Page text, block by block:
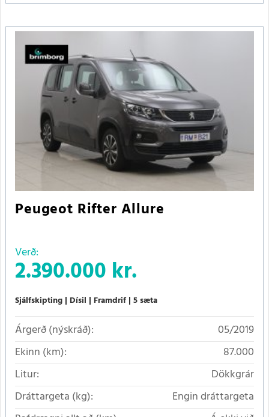
Peugeot Rifter Allure
Verð:
2.390.000 kr.
Sjálfskipting Dísil Framdrif 5 sæta
Árgerð (nýskráð):
05/2019
Ekinn (km):
87.000
Litur:
Dökkgrár
Dráttargeta (kg):
Engin dráttargeta